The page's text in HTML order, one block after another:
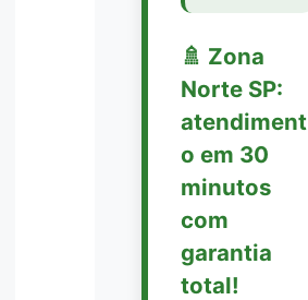
🚿 Zona
Norte SP:
atendiment
o em 30
minutos
com
garantia
total!